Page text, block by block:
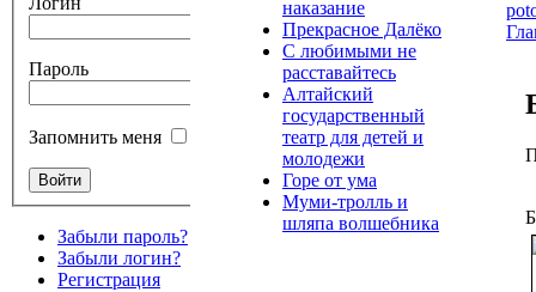
Пароль
Запомнить меня
Забыли пароль?
Забыли логин?
Регистрация
наказание
Прекрасное Далёко
С любимыми не
расставайтесь
Алтайский
государственный
театр для детей и
молодежи
Горе от ума
Муми-тролль и
шляпа волшебника